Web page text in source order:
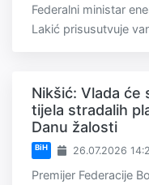
Federalni ministar
Lakić prisusutvuje
Nikšić: Vlada
tijela stradalih
Danu žalosti
BiH 26.07.2026
Premijer Federacije